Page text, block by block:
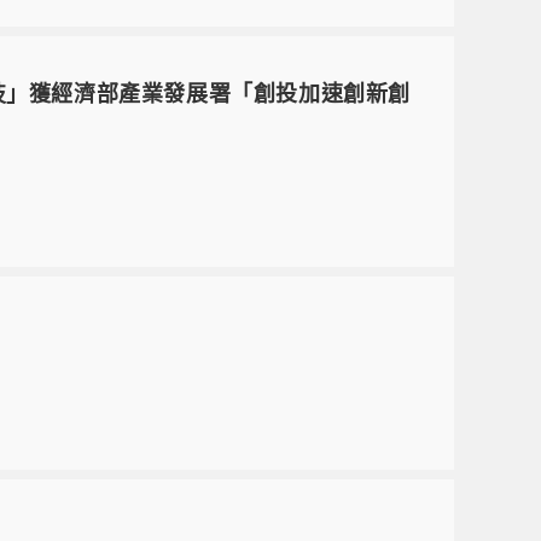
獲經濟部產業發展署「創投加速創新創